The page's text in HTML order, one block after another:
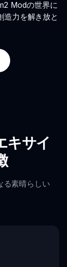
Modの世界に
造力を解き放と
キサイ
素晴らしい